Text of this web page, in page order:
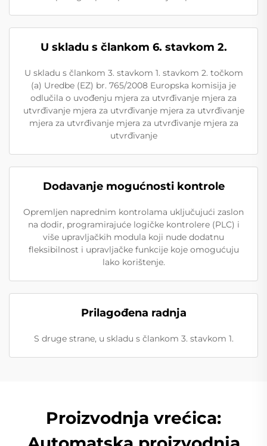
U skladu s člankom 6. stavkom 2.
U skladu s člankom 3. stavkom 1. stavkom 2. točkom
(a) Uredbe (EZ) br. 765/2008 Europska komisija je
odlučila o uvođenju mjera za utvrđivanje mjera za
utvrđivanje mjera za utvrđivanje mjera za utvrđivanje
mjera za utvrđivanje mjera za utvrđivanje mjera za
utvrđivanje
Dodavanje mogućnosti kontrole
Opremljen naprednim kontrolama uključujući zaslon
na dodir, programirajuće logičke kontrolere (PLC) i
više upravljačkih modula koji nude dodatnu
fleksibilnost i upravljačke funkcije koje omogućuju
lako korištenje.
Prilagođena radnja
S druge strane, u skladu s člankom 3. stavkom 1.
Proizvodnja vrećica: